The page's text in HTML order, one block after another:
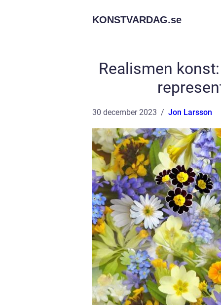
KONSTVARDAG.se
Realismen
30 december 2023 Jon Larsson